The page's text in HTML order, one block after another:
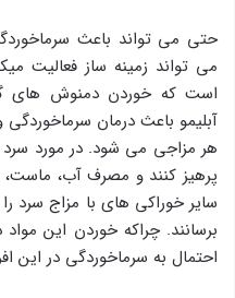
حتی می تواند باعث
می تواند زمینه ساز فعالیت
است که خوردن دمنوش های
آبلیمو باعث درمان سرماخوردگی
هر مزاجی می شود. در مورد
پرهیز کنند و مصرف آب، ماست،
سایر خوراکی های با مزاج
برسانند. چراکه خوردن این
احتمال به سرماخوردگی در این